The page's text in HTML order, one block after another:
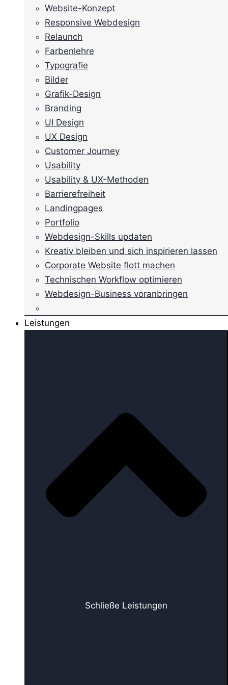
Website-Konzept
Responsive Webdesign
Relaunch
Farbenlehre
Typografie
Bilder
Grafik-Design
Branding
UI Design
UX Design
Customer Journey
Usability
Usability & UX-Methoden
Barrierefreiheit
Landingpages
Portfolio
Webdesign-Skills updaten
Kreativ bleiben und sich inspirieren lassen
Corporate Website flott machen
Technischen Workflow optimieren
Webdesign-Business voranbringen
Leistungen
Schließe Leistungen